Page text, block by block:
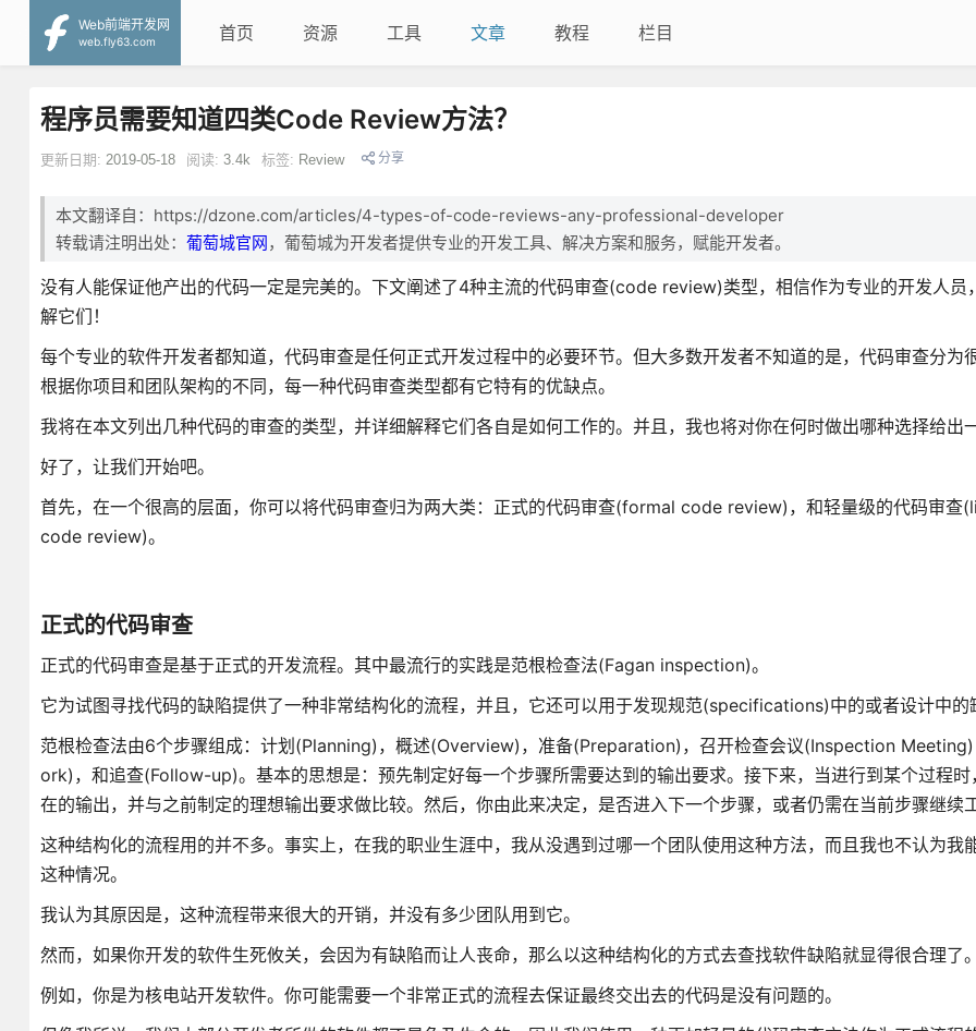
Web前端开发网
web.fly63.com
首页 资源 工具 文章 教程 栏目
程序员需要知道四类Code Review方法？
更新日期: 2019-05-18 阅读: 3.4k 标签: Review 分享
本文翻译自：https://dzone.com/articles/4-types-of-code-reviews-any-professional-developer
转载请注明出处： 葡萄城官网，葡萄城为开发者提供专业的开发工具、解决方案和服务，赋能开发者。
没有人能保证他产出的代码一定是完美的。下文阐述了4种主流的代码审查(code review)类型，相信作为专业的开发人员
解它们！
每个专业的软件开发者都知道，代码审查是任何正式开发过程中的必要环节。但大多数开发者不知道的是，代码审查分为
根据你项目和团队架构的不同，每一种代码审查类型都有它特有的优缺点。
我将在本文列出几种代码的审查的类型，并详细解释它们各自是如何工作的。并且，我也将对你在何时做出哪种选择给出
好了，让我们开始吧。
首先，在一个很高的层面，你可以将代码审查归为两大类：正式的代码审查(formal code review)，和轻量级的代码审
code review)。
正式的代码审查
正式的代码审查是基于正式的开发流程。其中最流行的实践是范根检查法(Fagan inspection)。
它为试图寻找代码的缺陷提供了一种非常结构化的流程，并且，它还可以用于发现规范(specifications)中的或者设计中的
范根检查法由6个步骤组成：计划(Planning)，概述(Overview)，准备(Preparation)，召开检查会议(Inspection
ork)，和追查(Follow-up)。基本的思想是：预先制定好每一个步骤所需要达到的输出要求。接下来，当进行到某个过程时
在的输出，并与之前制定的理想输出要求做比较。然后，你由此来决定，是否进入下一个步骤，或者仍需在当前步骤继续
这种结构化的流程用的并不多。事实上，在我的职业生涯中，我从没遇到过哪一个团队使用这种方法，而且我也不认为我
这种情况。
我认为其原因是，这种流程带来很大的开销，并没有多少团队用到它。
然而，如果你开发的软件生死攸关，会因为有缺陷而让人丧命，那么以这种结构化的方式去查找软件缺陷就显得很合理了
例如，你是为核电站开发软件。你可能需要一个非常正式的流程去保证最终交出去的代码是没有问题的。